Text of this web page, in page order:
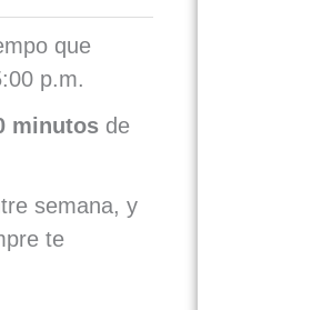
que
p.m.
minutos de
semana, y
te